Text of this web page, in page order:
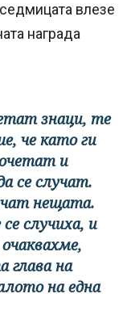
влезе
награда
знаци, те
че като ги
и
се случат.
нещата.
случиха, и
глава на
на една